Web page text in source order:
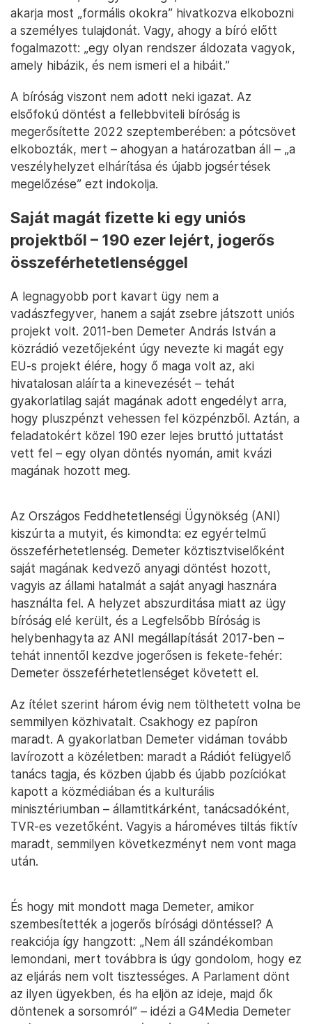
akarja most „formális okokra” hivatkozva elkobozni
a személyes tulajdonát. Vagy, ahogy a bíró előtt
fogalmazott: „egy olyan rendszer áldozata vagyok,
amely hibázik, és nem ismeri el a hibáit.”
A bíróság viszont nem adott neki igazat. Az
elsőfokú döntést a fellebbviteli bíróság is
megerősítette 2022 szeptemberében: a pótcsövet
elkobozták, mert – ahogyan a határozatban áll – „a
veszélyhelyzet elhárítása és újabb jogsértések
megelőzése” ezt indokolja.
Saját magát fizette ki egy uniós
projektből – 190 ezer lejért, jogerős
összeférhetetlenséggel
A legnagyobb port kavart ügy nem a
vadászfegyver, hanem a saját zsebre játszott uniós
projekt volt. 2011-ben Demeter András István a
közrádió vezetőjeként úgy nevezte ki magát egy
EU-s projekt élére, hogy ő maga volt az, aki
hivatalosan aláírta a kinevezését – tehát
gyakorlatilag saját magának adott engedélyt arra,
hogy pluszpénzt vehessen fel közpénzből. Aztán, a
feladatokért közel 190 ezer lejes bruttó juttatást
vett fel – egy olyan döntés nyomán, amit kvázi
magának hozott meg.
Az Országos Feddhetetlenségi Ügynökség (ANI)
kiszúrta a mutyit, és kimondta: ez egyértelmű
összeférhetetlenség. Demeter köztisztviselőként
saját magának kedvező anyagi döntést hozott,
vagyis az állami hatalmát a saját anyagi hasznára
használta fel. A helyzet abszurditása miatt az ügy
bíróság elé került, és a Legfelsőbb Bíróság is
helybenhagyta az ANI megállapítását 2017-ben –
tehát innentől kezdve jogerősen is fekete-fehér:
Demeter összeférhetetlenséget követett el.
Az ítélet szerint három évig nem tölthetett volna be
semmilyen közhivatalt. Csakhogy ez papíron
maradt. A gyakorlatban Demeter vidáman tovább
lavírozott a közéletben: maradt a Rádiót felügyelő
tanács tagja, és közben újabb és újabb pozíciókat
kapott a közmédiában és a kulturális
minisztériumban – államtitkárként, tanácsadóként,
TVR-es vezetőként. Vagyis a hároméves tiltás fiktív
maradt, semmilyen következményt nem vont maga
után.
És hogy mit mondott maga Demeter, amikor
szembesítették a jogerős bírósági döntéssel? A
reakciója így hangzott: „Nem áll szándékomban
lemondani, mert továbbra is úgy gondolom, hogy ez
az eljárás nem volt tisztességes. A Parlament dönt
az ilyen ügyekben, és ha eljön az ideje, majd ők
döntenek a sorsomról” – idézi a G4Media Demeter